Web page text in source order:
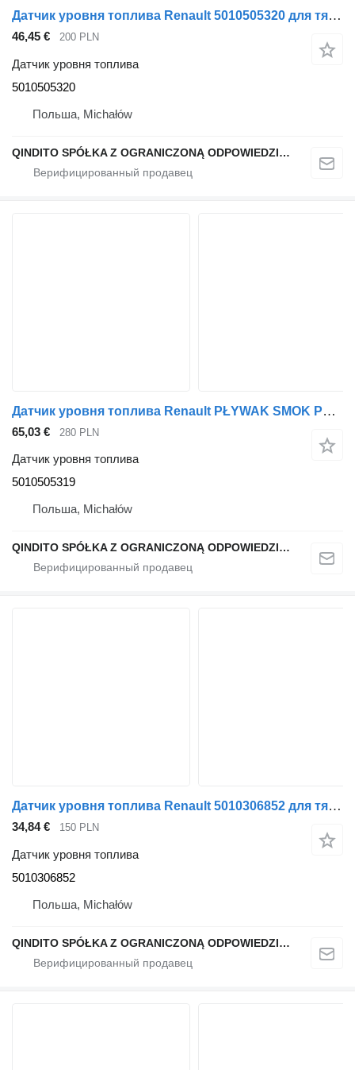
Датчик уровня топлива Renault 5010505320 для тягача Renault PREMIUM
46,45 € 200 PLN
Датчик уровня топлива
5010505320
Польша, Michałów
QINDITO SPÓŁKA Z OGRANICZONĄ ODPOWIEDZIALNOŚCIĄ
Датчик уровня топлива Renault PŁYWAK SMOK POZIOMU PALIWA 51 CM 5010505319 для тягача Renault
65,03 € 280 PLN
Датчик уровня топлива
5010505319
Польша, Michałów
QINDITO SPÓŁKA Z OGRANICZONĄ ODPOWIEDZIALNOŚCIĄ
Датчик уровня топлива Renault 5010306852 для тягача Renault
34,84 € 150 PLN
Датчик уровня топлива
5010306852
Польша, Michałów
QINDITO SPÓŁKA Z OGRANICZONĄ ODPOWIEDZIALNOŚCIĄ